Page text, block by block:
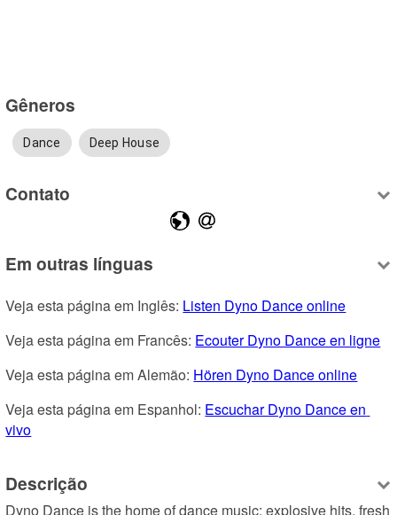
Gêneros
Dance Deep House
Contato
Em outras línguas
Veja esta página em Inglês: Listen Dyno Dance online
Veja esta página em Francês: Ecouter Dyno Dance en ligne
Veja esta página em Alemão: Hören Dyno Dance online
Veja esta página em Espanhol: Escuchar Dyno Dance en
vivo
Descrição
Dyno Dance is the home of dance music: explosive hits, fresh